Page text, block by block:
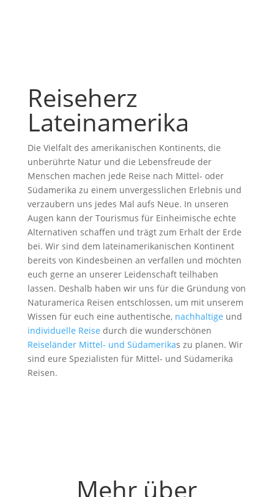
Reiseherz
Lateinamerika
Die Vielfalt des amerikanischen Kontinents, die
unberührte Natur und die Lebensfreude der
Menschen machen jede Reise nach Mittel- oder
Südamerika zu einem unvergesslichen Erlebnis und
verzaubern uns jedes Mal aufs Neue. In unseren
Augen kann der Tourismus für Einheimische echte
Alternativen schaffen und trägt zum Erhalt der Erde
bei. Wir sind dem lateinamerikanischen Kontinent
bereits von Kindesbeinen an verfallen und möchten
euch gerne an unserer Leidenschaft teilhaben
lassen. Deshalb haben wir uns für die Gründung von
Naturamerica Reisen entschlossen, um mit unserem
Wissen für euch eine authentische, nachhaltige und
individuelle Reise durch die wunderschönen
Reiseländer Mittel- und Südamerikas zu planen. Wir
sind eure Spezialisten für Mittel- und Südamerika
Reisen.
Mehr über